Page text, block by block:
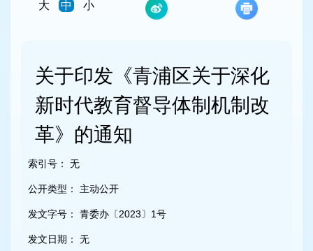
大
中 小
关于印发《青浦区关于深化
新时代教育督导体制机制改
革》的通知
索引号： 无
公开类型： 主动公开
发文字号： 青委办〔2023〕1号
发文日期： 无